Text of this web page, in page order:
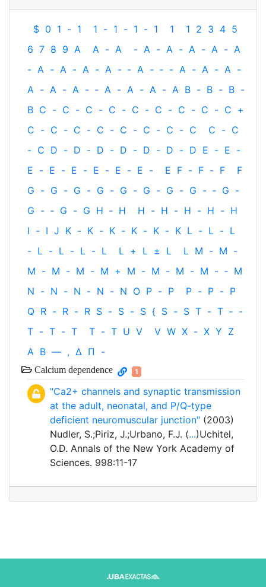
$ 0 1 - 1 1 - 1 - 1 - 1 1 1 2 3 4 5
6 7 8 9 A A - A - A - A - A - A - A
- A - A - A - A - ‐ A - ‐ - A - A - A -
A - A - A - ‐ A - A - A - A B - B - B -
B C - C - C - C - C - C - C - C - C +
C - C - C - C - C - C - C - C C - C
- C D - D - D - D - D - D - D E - E -
E - E - E - E - E - E - E F - F - F
F
G - G - G - G - G - G - G - G - ‐ G -
G - ‐ G - G H ‐ H H - H - H - H - H
I - I J K - K - K - K - K - K L - L - L
- L - L - L - L L + L ± L L M - M -
M - M - M - M + M - M - M - M - ‐ M
N - N - N - N - N O P - P P - P - P
Q R - R - R S - S - S { S - S T - T ‐ -
T - T - T T - T U V V W X - X Y Z
Α Β — , Δ Π -
Calcium dependence 1
"Ca2+ channels and synaptic transmission
at the adult, neonatal, and P/Q-type
deficient neuromuscular junction" (2003)
Nudler, S.;Piriz, J.;Urbano, F.J. (...)Uchitel,
O.D. Annals of the New York Academy of
Sciences. 998:11-17